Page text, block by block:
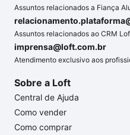
Assuntos relacionados a Fiança
Assuntos relacionados ao CRM
imprensa@loft.com.br
Atendimento exclusivo aos
Sobre a Loft
Central de Ajuda
Como vender
Como comprar